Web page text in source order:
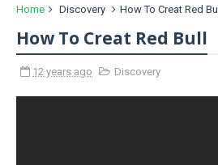
Home Discovery How To Creat Red Bull
How To Creat Red Bull
12 years ago Discovery